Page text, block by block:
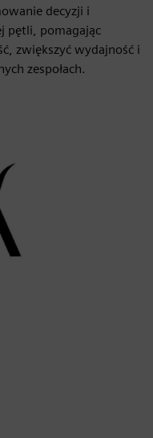
decyzji i
pętli, pomagając
zwiększyć wydajność i
zespołach.